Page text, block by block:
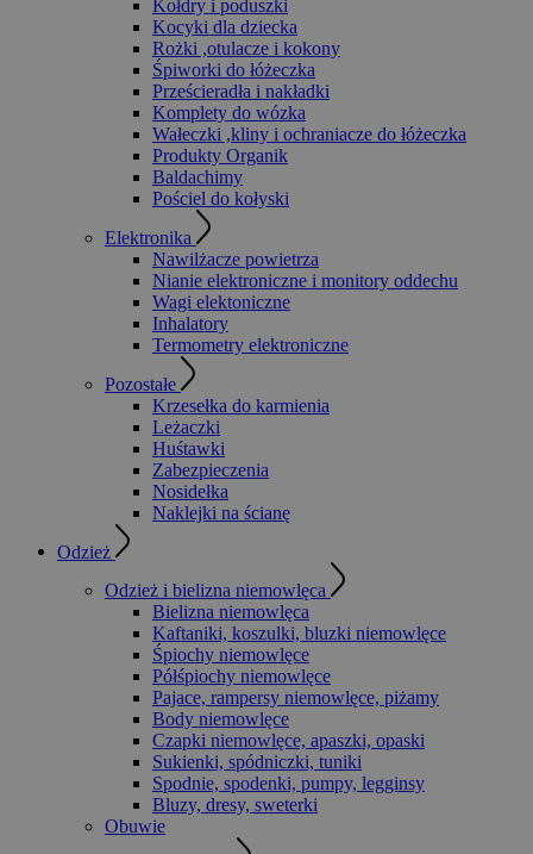
Kołdry i poduszki
Kocyki dla dziecka
Rożki ,otulacze i kokony
Śpiworki do łóżeczka
Prześcieradła i nakładki
Komplety do wózka
Wałeczki ,kliny i ochraniacze do łóżeczka
Produkty Organik
Baldachimy
Pościel do kołyski
Elektronika
Nawilżacze powietrza
Nianie elektroniczne i monitory oddechu
Wagi elektoniczne
Inhalatory
Termometry elektroniczne
Pozostałe
Krzesełka do karmienia
Leżaczki
Huśtawki
Zabezpieczenia
Nosidełka
Naklejki na ścianę
Odzież
Odzież i bielizna niemowlęca
Bielizna niemowlęca
Kaftaniki, koszulki, bluzki niemowlęce
Śpiochy niemowlęce
Półśpiochy niemowlęce
Pajace, rampersy niemowlęce, piżamy
Body niemowlęce
Czapki niemowlęce, apaszki, opaski
Sukienki, spódniczki, tuniki
Spodnie, spodenki, pumpy, legginsy
Bluzy, dresy, sweterki
Obuwie